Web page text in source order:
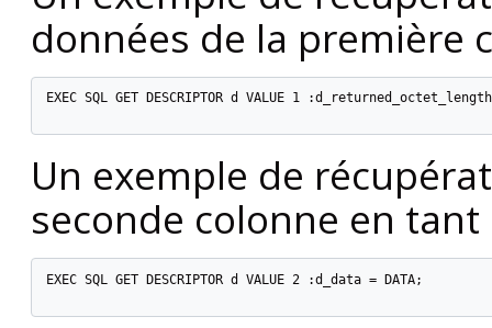
données de la première
EXEC SQL GET DESCRIPTOR d VALUE 1 :d_returned_octet_length =
Un exemple de
seconde colonne en
EXEC SQL GET DESCRIPTOR d VALUE 2 :d_data = DATA;